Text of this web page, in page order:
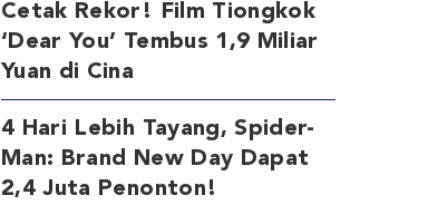
Cetak Rekor! Film Tiongkok
‘Dear You’ Tembus 1,9 Miliar
Yuan di Cina
4 Hari Lebih Tayang, Spider-
Man: Brand New Day Dapat
2,4 Juta Penonton!